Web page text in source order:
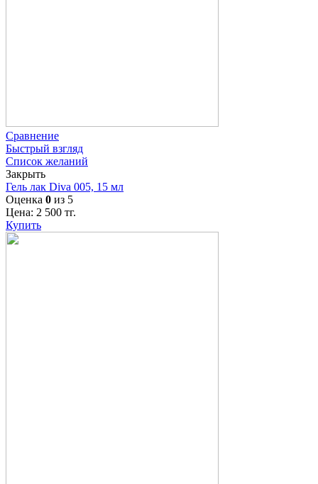
Сравнение
Быстрый взгляд
Список желаний
Закрыть
Гель лак Diva 005, 15 мл
Оценка 0 из 5
Цена: 2 500 тг.
Купить